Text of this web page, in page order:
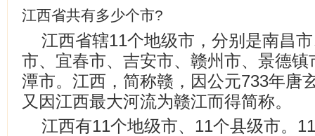
江西省共有多少个市?
江西省辖11个地级市，分别是南昌
市、宜春市、吉安市、赣州市、景德
潭市。江西，简称赣，因公元733年唐
又因江西最大河流为赣江而得简称。
江西有11个地级市、11个县级市。